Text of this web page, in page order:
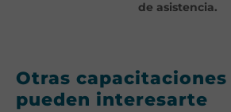
de asistencia.
Otras capacitaciones
pueden interesarte